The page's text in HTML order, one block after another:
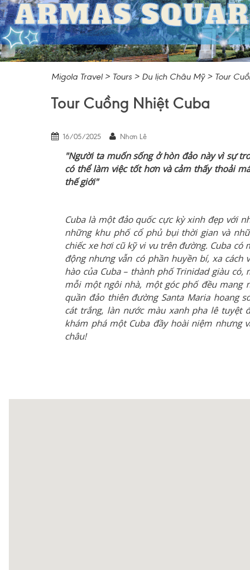
Migola Travel> Tours > Du lịch Châu Mỹ> Tour
Tour Cuồng Nhiệt Cuba
16/05/2025 Nhơn Lê
"Người ta muốn sống ở hòn đảo này vì sự
có thể làm việc tốt hơn và cảm thấy thoải
thế giới"
Cuba là một đảo quốc cực kỳ xinh đẹp với
những khu phố cổ phủ bụi thời gian và
chiếc xe hơi cũ kỹ vi vu trên đường. Cuba
động nhưng vẫn có phần huyền bí, xa
hào của Cuba – thành phố Trinidad giàu
mỗi một ngôi nhà, một góc phố đều mang
quần đảo thiên đường Santa Maria hoang
cát trắng, làn nước màu xanh pha lê tuyệt
khám phá một Cuba đầy hoài niệm nhưng
châu!